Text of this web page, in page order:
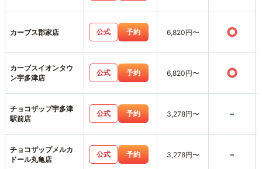
カーブス郡家店 公式 予約 6,820円〜 ○
カーブスイオンタウ
ン宇多津店
公式 予約 6,820円〜 ○
チョコザップ宇多津
駅前店
公式 予約 3,278円〜 -
チョコザップメルカ
ドール丸亀店
公式 予約 3,278円〜 -